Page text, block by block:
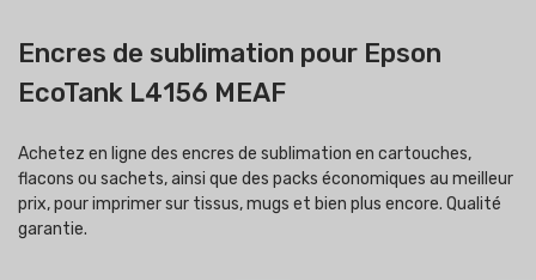
Encres de sublimation pour Epson
EcoTank L4156 MEAF
Achetez en ligne des encres de sublimation en cartouches,
flacons ou sachets, ainsi que des packs économiques au meilleur
prix, pour imprimer sur tissus, mugs et bien plus encore. Qualité
garantie.